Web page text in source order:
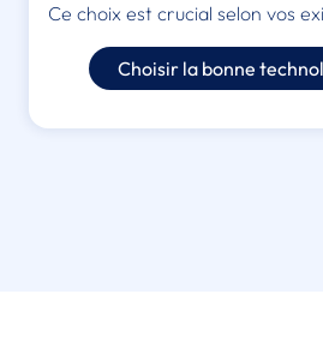
Ce choix est crucial selon vos
Choisir la bonne